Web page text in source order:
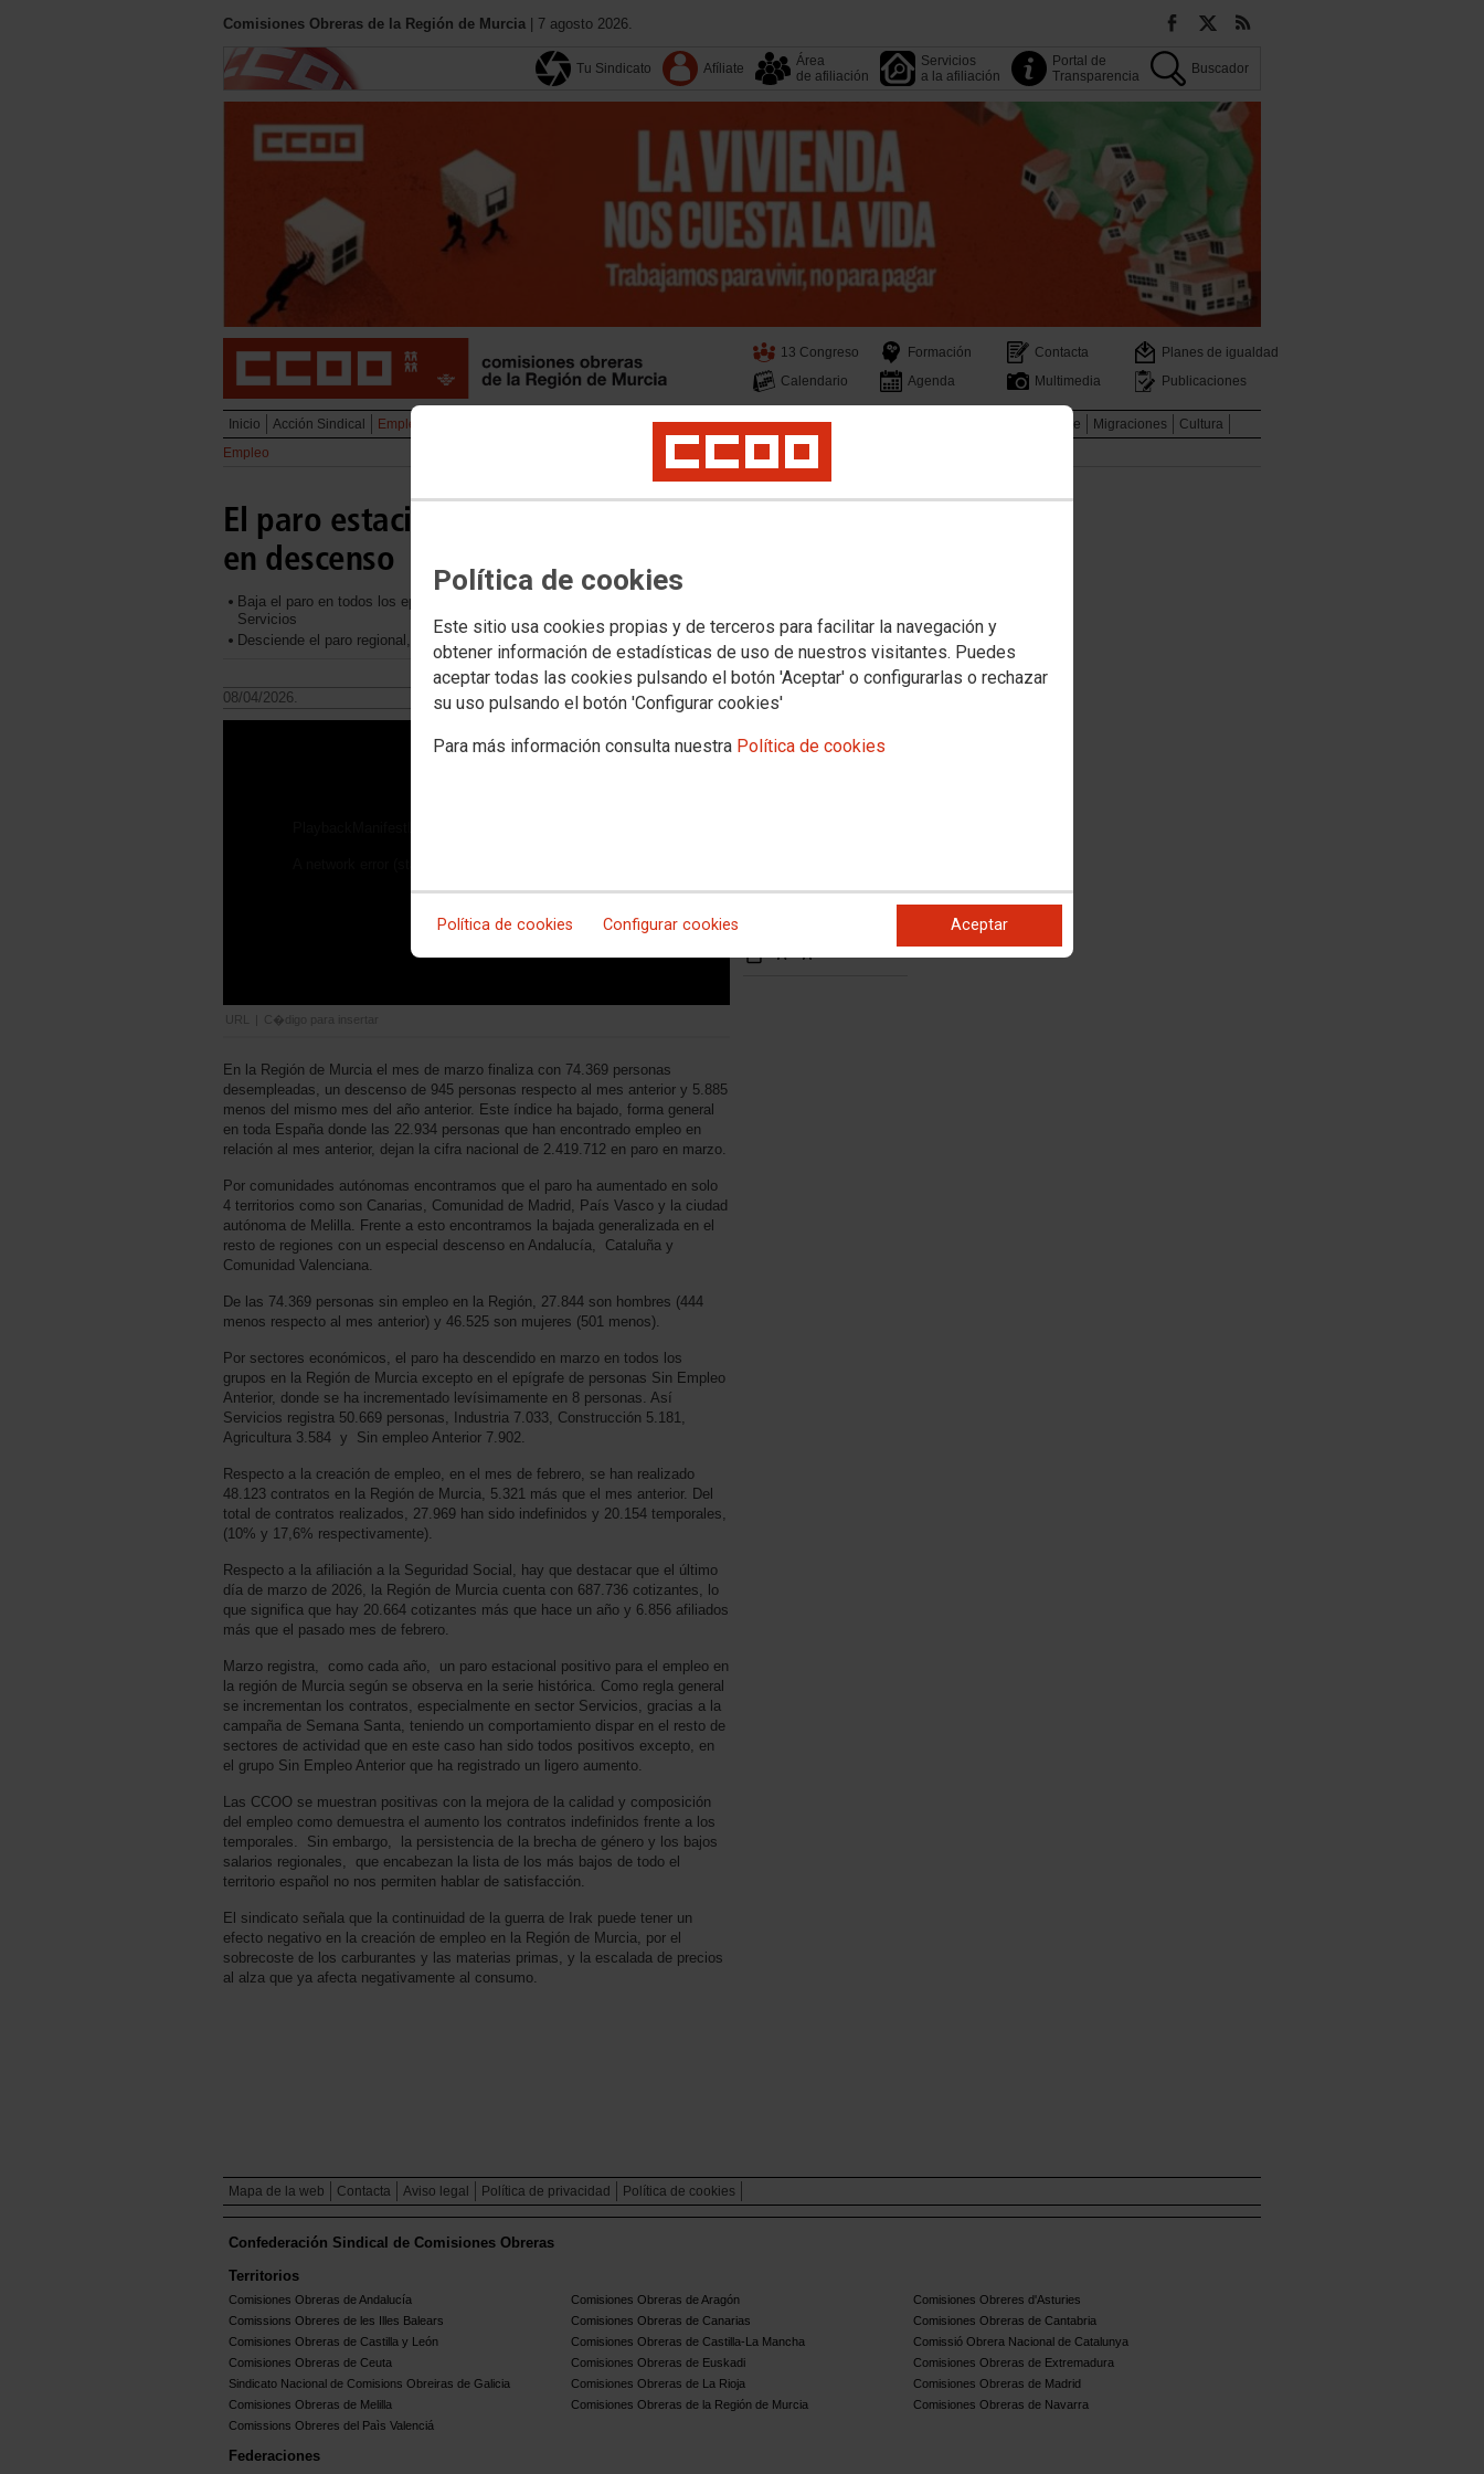
Política de cookies
Este sitio usa cookies propias y de terceros para facilitar la navegación y
obtener información de estadísticas de uso de nuestros visitantes. Puedes
aceptar todas las cookies pulsando el botón 'Aceptar' o configurarlas o rechazar
su uso pulsando el botón 'Configurar cookies'
Para más información consulta nuestra Política de cookies
Política de cookies Configurar cookies Aceptar
Comisiones Obreras de la Región de Murcia | 7 agosto 2026.
Tu Sindicato Afíliate
Área
de afiliación
Servicios
a la afiliación
Portal de
Transparencia
Buscador
13 Congreso Formación Contacta
Planes de igualdad
Calendario
Agenda Multimedia Publicaciones
Inicio Acción Sindical Empleo Mujeres, Igualdad y LGTBIQ plus Movimientos Sociales Medio Ambiente Migraciones
Cultura
Empleo
El paro estacional mantiene los datos regionales
en descenso
Baja el paro en todos los epígrafes de la Región de Murcia con especial incidencia en el sector
Servicios
Desciende el paro regional, en cerca de mil personas, hasta las 74.369 personas desempleadas
08/04/2026.
URL C�digo para insertar
En la Región de Murcia el mes de marzo finaliza con 74.369 personas
desempleadas, un descenso de 945 personas respecto al mes anterior y 5.885
menos del mismo mes del año anterior. Este índice ha bajado, forma general
en toda España donde las 22.934 personas que han encontrado empleo en
relación al mes anterior, dejan la cifra nacional de 2.419.712 en paro en marzo.
Por comunidades autónomas encontramos que el paro ha aumentado en solo
4 territorios como son Canarias, Comunidad de Madrid, País Vasco y la ciudad
autónoma de Melilla. Frente a esto encontramos la bajada generalizada en el
resto de regiones con un especial descenso en Andalucía, Cataluña y
Comunidad Valenciana.
De las 74.369 personas sin empleo en la Región, 27.844 son hombres (444
menos respecto al mes anterior) y 46.525 son mujeres (501 menos).
Por sectores económicos, el paro ha descendido en marzo en todos los
grupos en la Región de Murcia excepto en el epígrafe de personas Sin Empleo
Anterior, donde se ha incrementado levísimamente en 8 personas. Así
Servicios registra 50.669 personas, Industria 7.033, Construcción 5.181,
Agricultura 3.584 y Sin empleo Anterior 7.902.
Respecto a la creación de empleo, en el mes de febrero, se han realizado
48.123 contratos en la Región de Murcia, 5.321 más que el mes anterior. Del
total de contratos realizados, 27.969 han sido indefinidos y 20.154 temporales,
(10% y 17,6% respectivamente).
Respecto a la afiliación a la Seguridad Social, hay que destacar que el último
día de marzo de 2026, la Región de Murcia cuenta con 687.736 cotizantes, lo
que significa que hay 20.664 cotizantes más que hace un año y 6.856 afiliados
más que el pasado mes de febrero.
Marzo registra, como cada año, un paro estacional positivo para el empleo en
la región de Murcia según se observa en la serie histórica. Como regla general
se incrementan los contratos, especialmente en sector Servicios, gracias a la
campaña de Semana Santa, teniendo un comportamiento dispar en el resto de
sectores de actividad que en este caso han sido todos positivos excepto, en
el grupo Sin Empleo Anterior que ha registrado un ligero aumento.
Las CCOO se muestran positivas con la mejora de la calidad y composición
del empleo como demuestra el aumento los contratos indefinidos frente a los
temporales. Sin embargo, la persistencia de la brecha de género y los bajos
salarios regionales, que encabezan la lista de los más bajos de todo el
territorio español no nos permiten hablar de satisfacción.
El sindicato señala que la continuidad de la guerra de Irak puede tener un
efecto negativo en la creación de empleo en la Región de Murcia, por el
sobrecoste de los carburantes y las materias primas, y la escalada de precios
al alza que ya afecta negativamente al consumo.
Mapa de la web Contacta Aviso legal Política de privacidad Política de cookies
Confederación Sindical de Comisiones Obreras
Territorios
Comisiones Obreras de Andalucía Comisiones Obreras de Aragón
Comisiones Obreres d'Asturies
Comissions Obreres de les Illes Balears
Comisiones Obreras de Canarias
Comisiones Obreras de Cantabria
Comisiones Obreras de Castilla y León
Comisiones Obreras de Castilla-La Mancha
Comissió Obrera Nacional de Catalunya
Comisiones Obreras de Ceuta
Comisiones Obreras de Euskadi
Comisiones Obreras de Extremadura
Sindicato Nacional de Comisions Obreiras de Galicia
Comisiones Obreras de La Rioja
Comisiones Obreras de Madrid
Comisiones Obreras de Melilla
Comisiones Obreras de la Región de Murcia
Comisiones Obreras de Navarra
Comissions Obreres del Paìs Valenciá
Federaciones